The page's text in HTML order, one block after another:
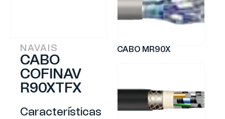
NAVAIS
CABO
COFINAV
R90XTFX
Características
CABO MR90X